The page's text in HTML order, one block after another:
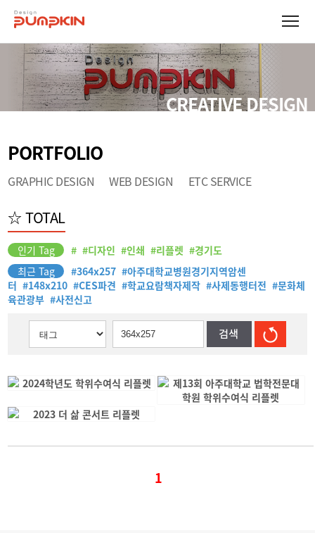
CREATIVE DESIGN
PORTFOLIO
GRAPHIC DESIGN WEB DESIGN ETC SERVICE
☆ TOTAL
인기 Tag # #디자인 #인쇄 #리플렛 #경기도
최근 Tag
#364x257 #아주대학교병원경기지역암센
터 #148x210 #CES파견 #학교요람책자제작 #사제동행터전 #문화체
육관광부 #사전신고
1